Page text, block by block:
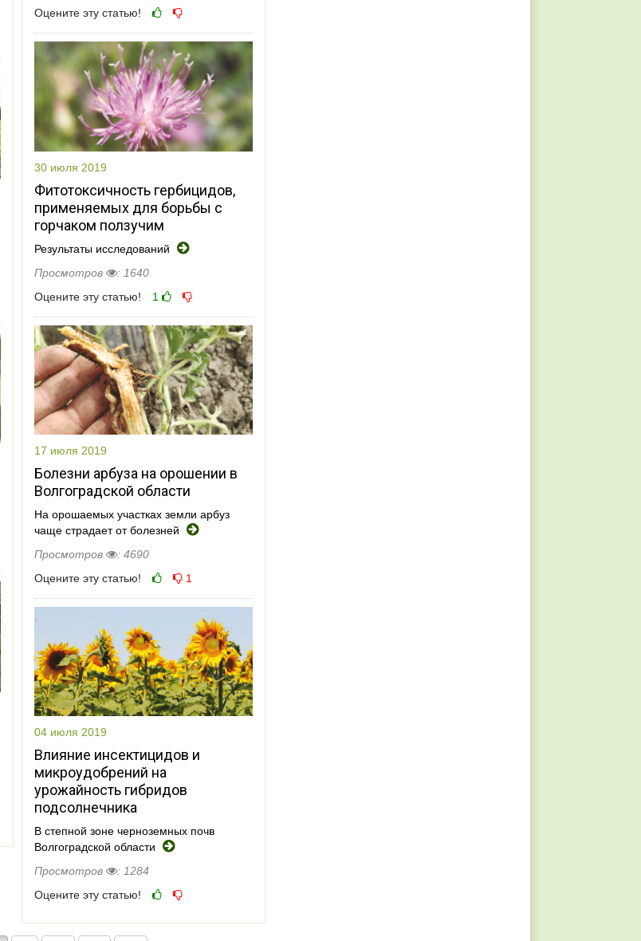
Оцените эту статью!
30 июля 2019
Фитотоксичность гербицидов,
применяемых для борьбы с
горчаком ползучим
Результаты исследований
Просмотров
: 1640
Оцените эту статью!
1
17 июля 2019
Болезни арбуза на орошении в
Волгоградской области
На орошаемых участках земли арбуз
чаще страдает от болезней
Просмотров
: 4690
Оцените эту статью!
1
04 июля 2019
Влияние инсектицидов и
микроудобрений на
урожайность гибридов
подсолнечника
В степной зоне черноземных почв
Волгоградской области
Просмотров
: 1284
Оцените эту статью!